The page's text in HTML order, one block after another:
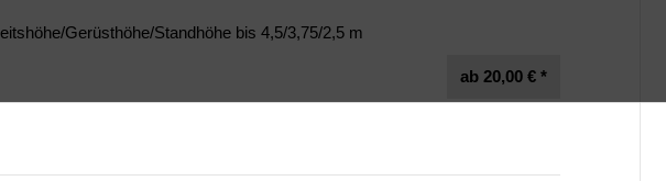
Gerüsthöhe/Standhöhe bis 4,5/3,75/2,5 m
ab 20,00 € *